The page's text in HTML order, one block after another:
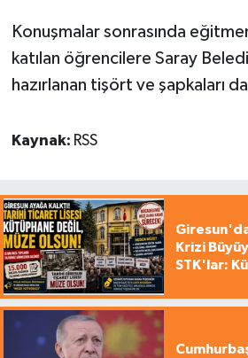
Konuşmalar sonrasında
katılan öğrencilere Saray
hazırlanan tişört ve şapkaları
Kaynak: RSS
Krizi
STK'lar: